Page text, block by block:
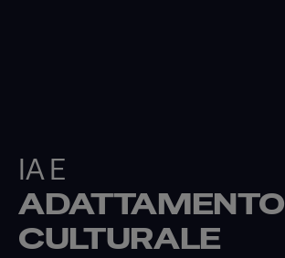
IA E
ADATTAMENTO
CULTURALE